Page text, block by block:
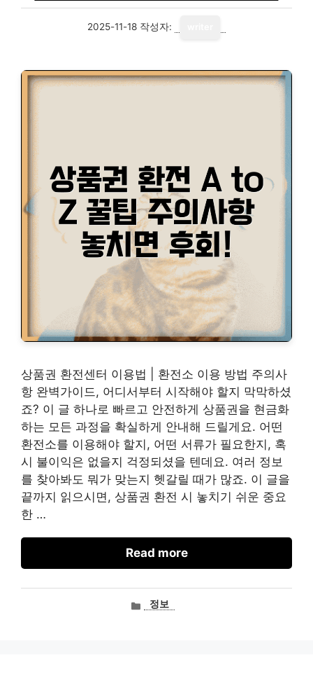
2025-11-18 작성자:
상품권 환전센터 이용법 | 환전소 이용 방법 주의사
항 완벽가이드, 어디서부터 시작해야 할지 막막하셨
죠? 이 글 하나로 빠르고 안전하게 상품권을 현금화
하는 모든 과정을 확실하게 안내해 드릴게요. 어떤
환전소를 이용해야 할지, 어떤 서류가 필요한지, 혹
시 불이익은 없을지 걱정되셨을 텐데요. 여러 정보
를 찾아봐도 뭐가 맞는지 헷갈릴 때가 많죠. 이 글을
끝까지 읽으시면, 상품권 환전 시 놓치기 쉬운 중요
한 …
Read more
카정보